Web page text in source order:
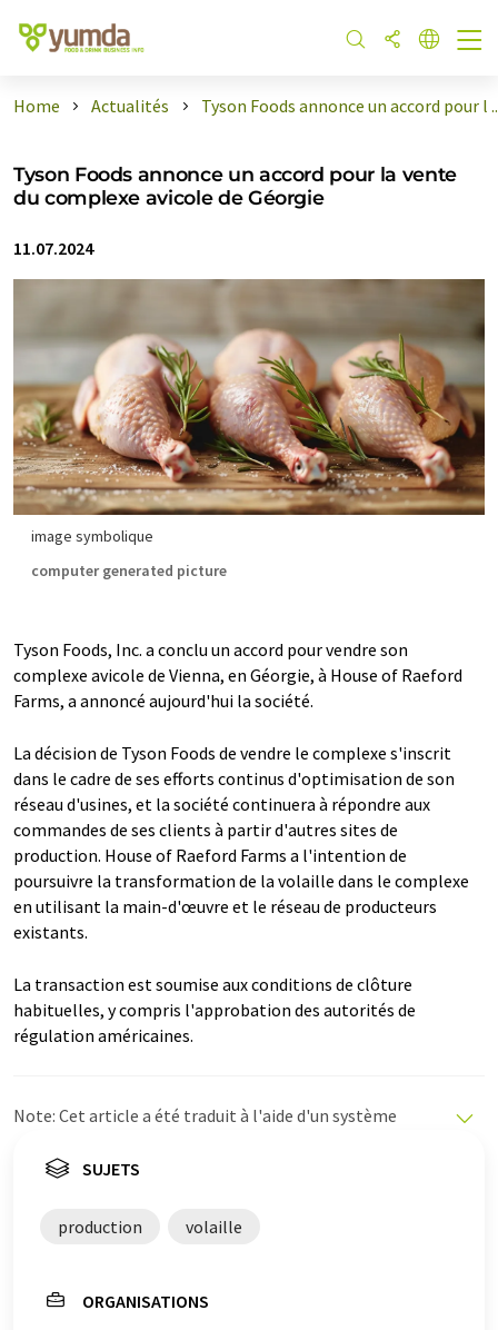
Home Actualités Tyson Foods annonce un accord pour l
Tyson Foods annonce un accord pour la vente
du complexe avicole de Géorgie
11.07.2024
image symbolique
computer generated picture
Tyson Foods, Inc. a conclu un accord pour vendre son
complexe avicole de Vienna, en Géorgie, à House of Raeford
Farms, a annoncé aujourd'hui la société.
La décision de Tyson Foods de vendre le complexe s'inscrit
dans le cadre de ses efforts continus d'optimisation de son
réseau d'usines, et la société continuera à répondre aux
commandes de ses clients à partir d'autres sites de
production. House of Raeford Farms a l'intention de
poursuivre la transformation de la volaille dans le complexe
en utilisant la main-d'œuvre et le réseau de producteurs
existants.
La transaction est soumise aux conditions de clôture
habituelles, y compris l'approbation des autorités de
régulation américaines.
Note: Cet article a été traduit à l'aide d'un système
propose ces traductions automatiques pour présenter
été traduit avec traduction automatique, il est possible
qu'il contienne des erreurs de vocabulaire, de syntaxe ou
trouvé
.
SUJETS
production volaille
ORGANISATIONS